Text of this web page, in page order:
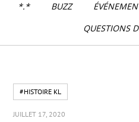
*.* BUZZ
QUESTIONS
#HISTOIRE KL
JUILLET 17, 2020